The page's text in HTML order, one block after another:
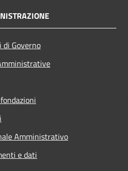
di Governo
Amministrativo
e dati